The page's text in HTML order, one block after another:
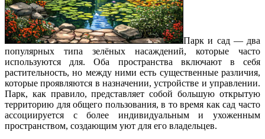
Парк и сад — два
популярных типа зелёных насаждений, которые часто
используются для. Оба пространства включают в себя
растительность, но между ними есть существенные различия,
которые проявляются в назначении, устройстве и управлении.
Парк, как правило, представляет собой большую открытую
территорию для общего пользования, в то время как сад часто
ассоциируется с более индивидуальным и ухоженным
пространством, создающим уют для его владельцев.